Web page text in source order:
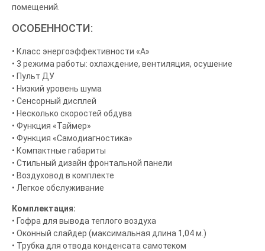
помещений.
ОСОБЕННОСТИ:
• Класс энергоэффективности «А»
• 3 режима работы: охлаждение, вентиляция, осушение
• Пульт ДУ
• Низкий уровень шума
• Сенсорный дисплей
• Несколько скоростей обдува
• Функция «Таймер»
• Функция «Самодиагностика»
• Компактные габариты
• Стильный дизайн фронтальной панели
• Воздуховод в комплекте
• Легкое обслуживание
Комплектация:
• Гофра для вывода теплого воздуха
• Оконный слайдер (максимальная длина 1,04 м.)
• Трубка для отвода конденсата самотеком